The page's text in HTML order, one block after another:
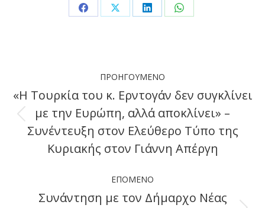
Share Share Share Share
navigation
ΠΡΟΗΓΟΎΜΕΝΟ
Previous
post:
«Η Τουρκία του κ. Ερντογάν δεν συγκλίνει
με την Ευρώπη, αλλά αποκλίνει» –
Συνέντευξη στον Ελεύθερο Τύπο της
Κυριακής στον Γιάννη Απέργη
ΕΠΌΜΕΝΟ
Συνάντηση με τον Δήμαρχο Νέας